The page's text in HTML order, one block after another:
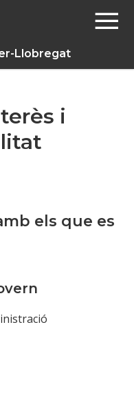
Llobregat
i
els que es